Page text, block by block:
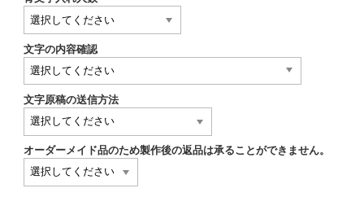
文字の内容確認
文字原稿の送信方法
オーダーメイド品のため製作後の返品は承ることができません。